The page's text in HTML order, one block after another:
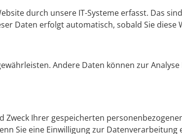
durch unsere IT-Systeme erfasst. Das
Daten erfolgt automatisch, sobald Sie diese
Andere Daten können zur
Ihrer gespeicherten
Sie eine Einwilligung zur Datenverarbeitung